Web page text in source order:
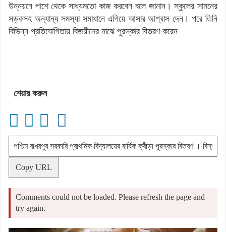
উন্নয়নে পাশে থেকে সাধ্যমতো কাজ করবেন বলে জানান। স্কুলের সামনের
সড়কসহ অন্যান্য সমস্যা সমাধানে এগিয়ে আসার আশ্বাস দেন। পরে তিনি
বিভিন্ন প্রতিযোগিতায় বিজয়ীদের মাঝে পুরস্কার বিতরণ করেন
শেয়ার করুন
Copy URL
Comments could not be loaded. Please refresh the page and
try again.